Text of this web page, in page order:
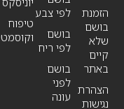
הזמנת
בושם
שלא
קיים
באתר
הצהרת
נגישות
טיפוח
לפי צבע
בושם
לפי ריח
בושם
לפני
עונה